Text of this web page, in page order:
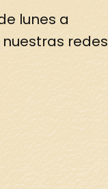
lunes a
nuestras redes